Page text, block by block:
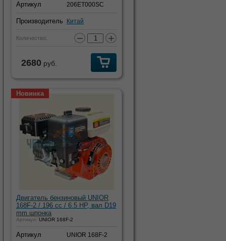
Артикул 206ET000SC
Производитель Китай
Количество: − +
2680 руб.
Новинка
Двигатель бензиновый UNIOR
168F-2 / 196 cc / 6.5 HP, вал D19
mm шпонка
Артикул: UNIOR 168F-2
Артикул UNIOR 168F-2